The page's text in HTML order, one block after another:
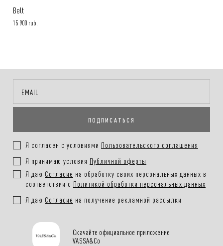
Belt
15 900 rub.
ПОДПИСАТЬСЯ
Я согласен с условиями Пользовательского соглашения
Я принимаю условия Публичной оферты
Я даю Согласие на обработку своих персональных данных в
соответствии с Политикой обработки персональных данных
Я даю Согласие на получение рекламной рассылки
Скачайте официальное приложение
VASSA&Co